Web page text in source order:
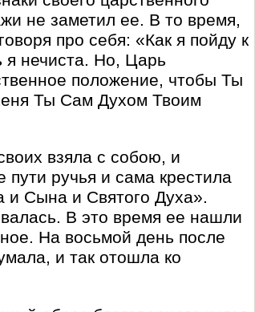
не заметил ее. В то время,
про себя: «Как я пойду к
я нечиста. Но, Царь
положение, чтобы Ты
Ты Сам Духом Твоим
взяла с собою, и
ручья и сама крестила
и Сына и Святого Духа».
В это время ее нашли
На восьмой день после
и так отошла ко